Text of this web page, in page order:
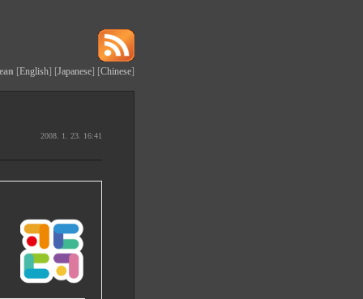
[English] [Japanese] [Chinese]
2008. 1. 23. 16:41